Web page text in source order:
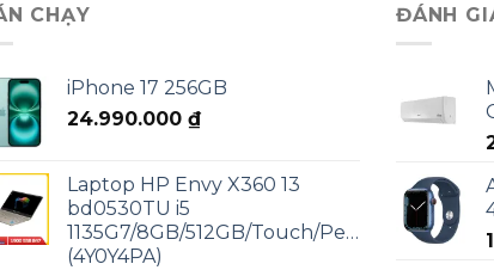
CHẠY
iPhone 17 256GB
24.990.000 ₫
Laptop HP Envy X360 13
bd0530TU i5
1135G7/8GB/512GB/Touch/Pen/Win11
(4Y0Y4PA)
ĐÁNH